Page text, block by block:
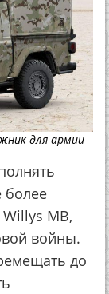
для армии
более
MB,
войны.
до